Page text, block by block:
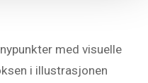
med visuelle
i illustrasjonen